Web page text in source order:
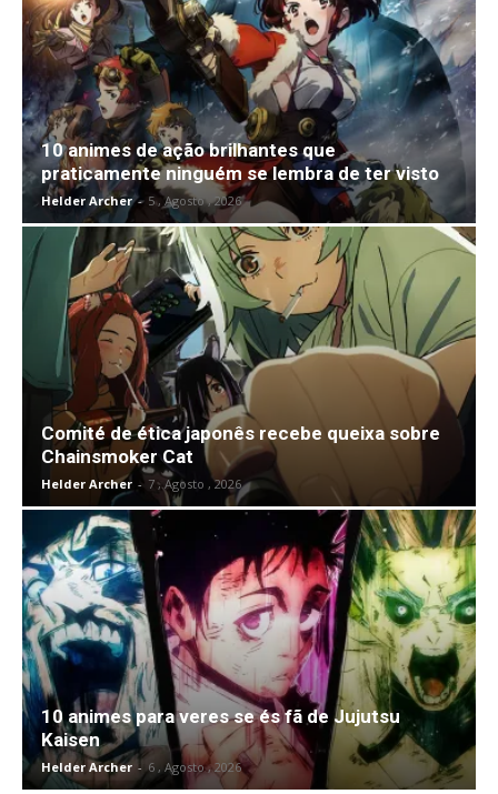
10 animes de ação brilhantes que
praticamente ninguém se lembra de ter visto
Helder Archer - 5 , Agosto , 2026
Comité de ética japonês recebe queixa sobre
Chainsmoker Cat
Helder Archer - 7 , Agosto , 2026
10 animes para veres se és fã de Jujutsu
Kaisen
Helder Archer - 6 , Agosto , 2026